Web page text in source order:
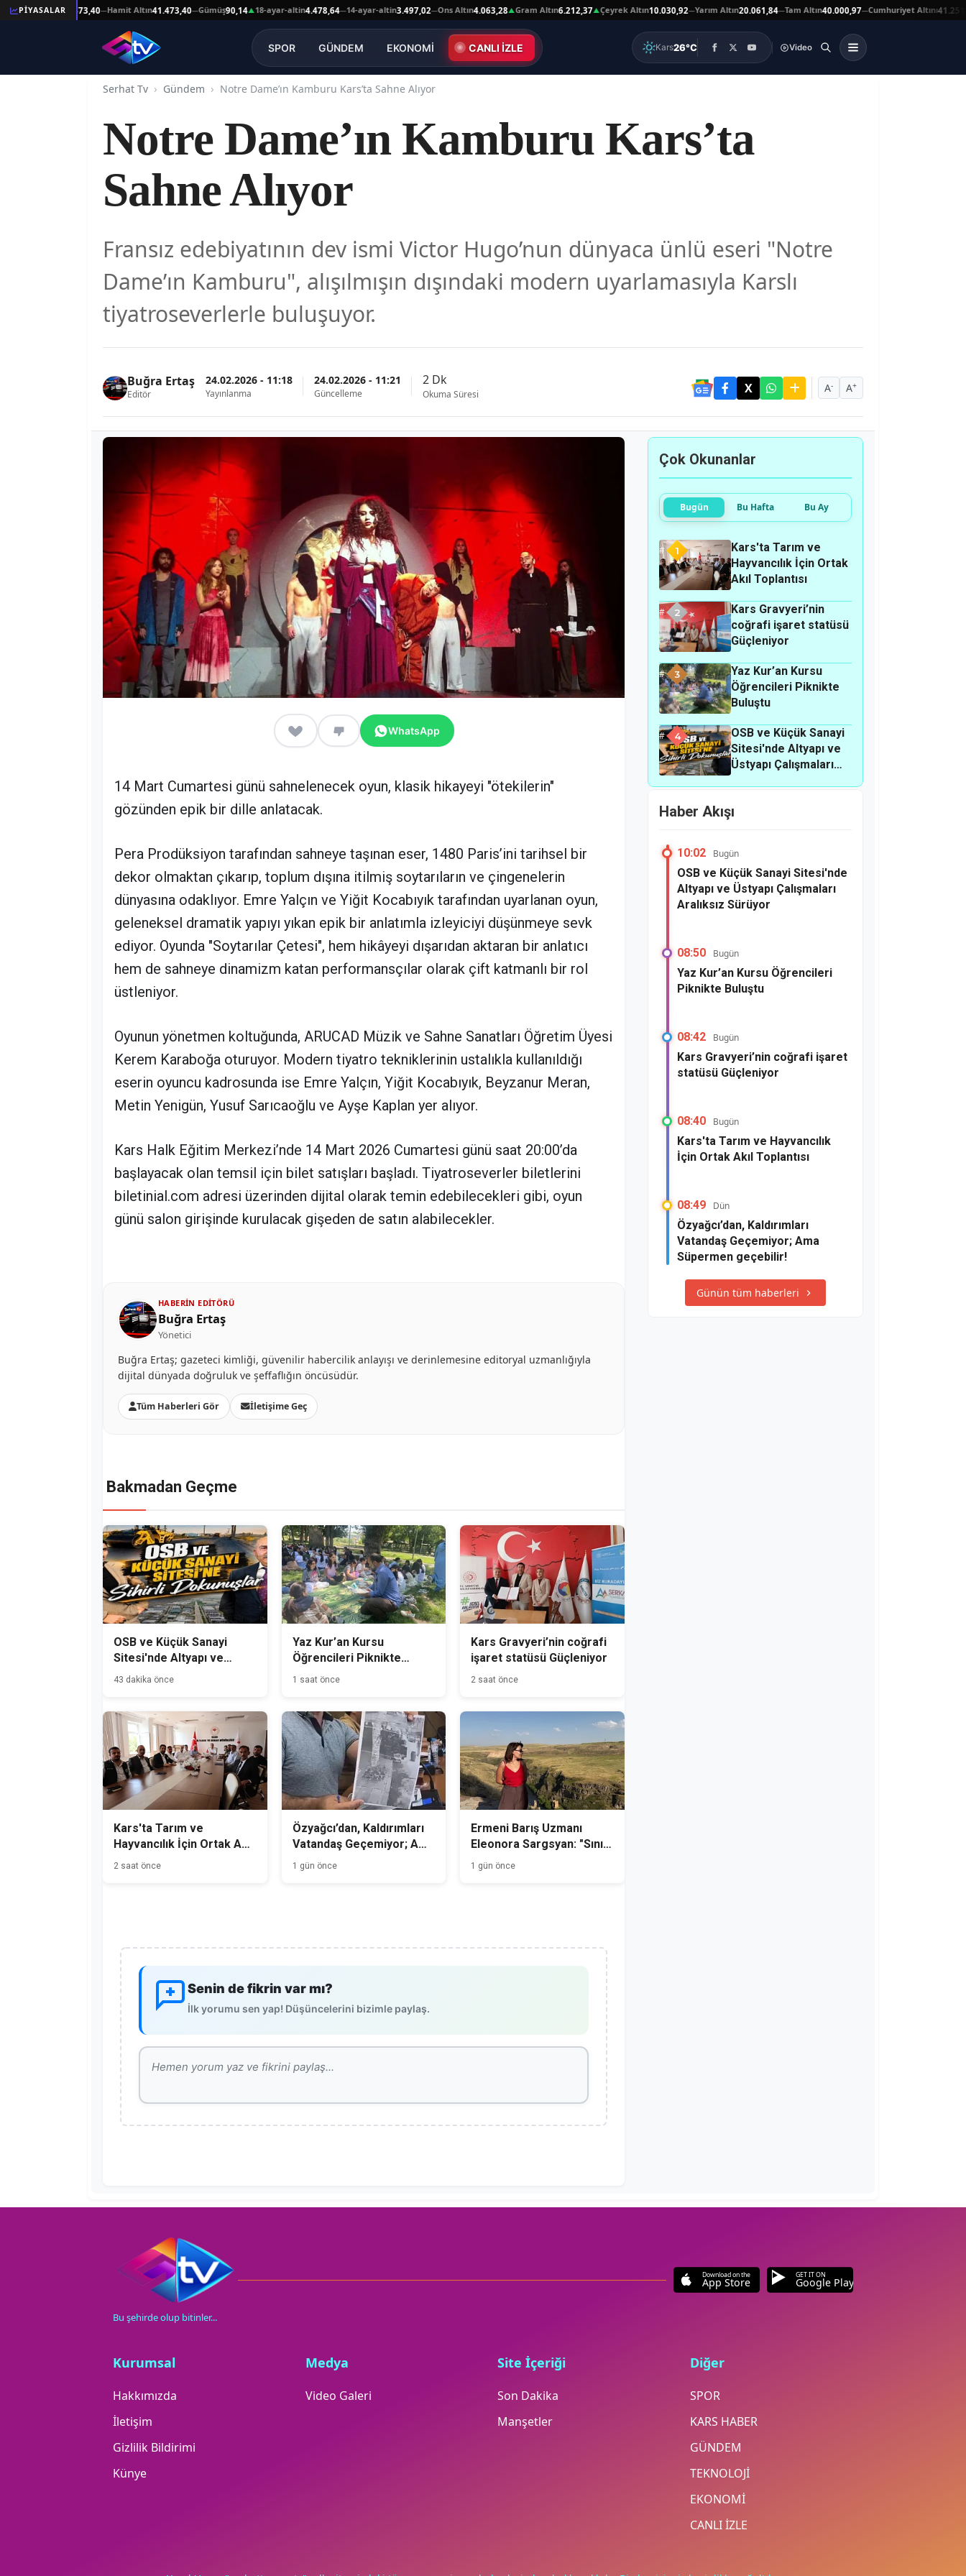
PİYASALAR
Altın41.473,40—Hamit Altın41.473,40—Gümüş90,14▲18-ayar-altin4.478,64—14-ayar-altin3.497,02—Ons Altın4.063,28▲Gram Altın 6.212,37▲Çeyrek Altın10.030,92—Yarım Altın 20.061,84—Tam Altın 40.000,97—Cumhuriyet Altını 41.251,00▼
SPOR GÜNDEM EKONOMİ CANLI İZLE Kars26°C Video
Serhat Tv Gündem Notre Dame’ın Kamburu Kars’ta Sahne Alıyor
Notre Dame’ın Kamburu Kars’ta
Sahne Alıyor
Fransız edebiyatının dev ismi Victor Hugo’nun dünyaca ünlü eseri "Notre
Dame’ın Kamburu", alışılmışın dışındaki modern uyarlamasıyla Karslı
tiyatroseverlerle buluşuyor.
Buğra Ertaş
Editör
24.02.2026 - 11:18
Yayınlanma
24.02.2026 - 11:21
Güncelleme
2 Dk
Okuma Süresi A- A+
WhatsApp
14 Mart Cumartesi günü sahnelenecek oyun, klasik hikayeyi "ötekilerin"
gözünden epik bir dille anlatacak.
Pera Prodüksiyon tarafından sahneye taşınan eser, 1480 Paris’ini tarihsel bir
dekor olmaktan çıkarıp, toplum dışına itilmiş soytarıların ve çingenelerin
dünyasına odaklıyor. Emre Yalçın ve Yiğit Kocabıyık tarafından uyarlanan oyun,
geleneksel dramatik yapıyı yıkan epik bir anlatımla izleyiciyi düşünmeye sevk
ediyor. Oyunda "Soytarılar Çetesi", hem hikâyeyi dışarıdan aktaran bir anlatıcı
hem de sahneye dinamizm katan performansçılar olarak çift katmanlı bir rol
üstleniyor.
Oyunun yönetmen koltuğunda, ARUCAD Müzik ve Sahne Sanatları Öğretim Üyesi
Kerem Karaboğa oturuyor. Modern tiyatro tekniklerinin ustalıkla kullanıldığı
eserin oyuncu kadrosunda ise Emre Yalçın, Yiğit Kocabıyık, Beyzanur Meran,
Metin Yenigün, Yusuf Sarıcaoğlu ve Ayşe Kaplan yer alıyor.
Kars Halk Eğitim Merkezi’nde 14 Mart 2026 Cumartesi günü saat 20:00’da
başlayacak olan temsil için bilet satışları başladı. Tiyatroseverler biletlerini
biletinial.com adresi üzerinden dijital olarak temin edebilecekleri gibi, oyun
günü salon girişinde kurulacak gişeden de satın alabilecekler.
HABERIN EDITÖRÜ
Buğra Ertaş
Yönetici
Buğra Ertaş; gazeteci kimliği, güvenilir habercilik anlayışı ve derinlemesine editoryal uzmanlığıyla
dijital dünyada doğruluk ve şeffaflığın öncüsüdür.
Tüm Haberleri Gör İletişime Geç
Bakmadan Geçme
OSB ve Küçük Sanayi
Sitesi'nde Altyapı ve
Üstyapı Çalışmaları
43 dakika önce
Yaz Kur’an Kursu
Öğrencileri Piknikte
Buluştu
1 saat önce
Kars Gravyeri’nin coğrafi
işaret statüsü Güçleniyor
2 saat önce
Kars'ta Tarım ve
Hayvancılık İçin Ortak Akıl
Toplantısı
2 saat önce
Özyağcı’dan, Kaldırımları
Vatandaş Geçemiyor; Ama
Süpermen geçebilir!
1 gün önce
Ermeni Barış Uzmanı
Eleonora Sargsyan: "Sınır
Çok Yakın, Ama Bir O
1 gün önce
Senin de fikrin var mı?
İlk yorumu sen yap! Düşüncelerini bizimle paylaş.
Çok Okunanlar
Bugün Bu Hafta Bu Ay
1
Kars'ta Tarım ve
Hayvancılık İçin Ortak
Akıl Toplantısı
2
Kars Gravyeri’nin
coğrafi işaret statüsü
Güçleniyor
3
Yaz Kur’an Kursu
Öğrencileri Piknikte
Buluştu
4
OSB ve Küçük Sanayi
Sitesi'nde Altyapı ve
Üstyapı Çalışmaları
Haber Akışı
10:02 Bugün
OSB ve Küçük Sanayi Sitesi'nde
Altyapı ve Üstyapı Çalışmaları
Aralıksız Sürüyor
08:50 Bugün
Yaz Kur’an Kursu Öğrencileri
Piknikte Buluştu
08:42 Bugün
Kars Gravyeri’nin coğrafi işaret
statüsü Güçleniyor
08:40 Bugün
Kars'ta Tarım ve Hayvancılık
İçin Ortak Akıl Toplantısı
08:49 Dün
Özyağcı’dan, Kaldırımları
Vatandaş Geçemiyor; Ama
Süpermen geçebilir!
Günün tüm haberleri
Bu şehirde olup bitinler...
Download on the
App Store
GET IT ON
Google Play
Kurumsal
Hakkımızda
İletişim
Gizlilik Bildirimi
Künye
Medya
Video Galeri
Site İçeriği
Son Dakika
Manşetler
Diğer
SPOR
KARS HABER
GÜNDEM
TEKNOLOJİ
EKONOMİ
CANLI İZLE